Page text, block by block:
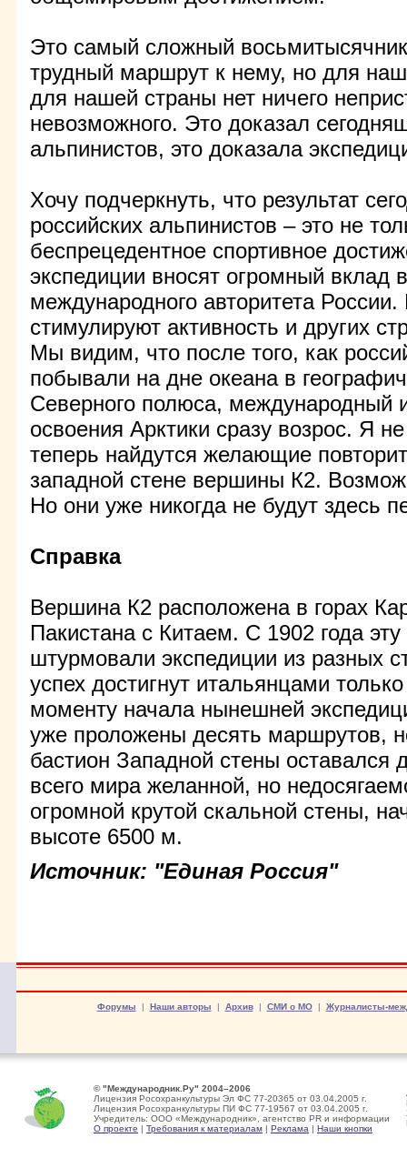
Это самый сложный
трудный маршрут к нему, но для
для нашей страны нет ничего
невозможного. Это доказал
альпинистов, это доказала
Хочу подчеркнуть, что результат
российских альпинистов – это не
беспрецедентное спортивное
экспедиции вносят огромный
международного авторитета
стимулируют активность и других
Мы видим, что после того, как
побывали на дне океана в
Северного полюса, международный
освоения Арктики сразу возрос. Я
теперь найдутся желающие
западной стене вершины К2.
Но они уже никогда не будут здесь
Справка
Вершина К2 расположена в горах
Пакистана с Китаем. С 1902 года
штурмовали экспедиции из разных
успех достигнут итальянцами
моменту начала нынешней
уже проложены десять маршрутов,
бастион Западной стены оставался
всего мира желанной, но
огромной крутой скальной стены,
высоте 6500 м.
Источник: "Единая Россия"
Форумы | Наши авторы | Архив| СМИ о МО| Журналисты-
© "Международник.Ру" 2004–2006
Лицензия Росохранкультуры Эл ФС 77-20365 от 03.04.2005 г.
Лицензия Росохранкультуры ПИ ФС 77-19567 от 03.04.2005 г.
Учредитель: ООО «Международник», агентство PR и информации
О проекте | Требования к материалам | Реклама | Наши кнопки